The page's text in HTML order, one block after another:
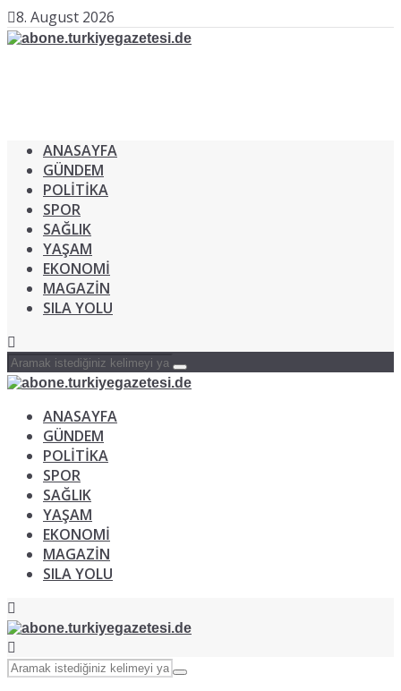
8. August 2026
ANASAYFA
GÜNDEM
POLİTİKA
SPOR
SAĞLIK
YAŞAM
EKONOMİ
MAGAZİN
SILA YOLU
ANASAYFA
GÜNDEM
POLİTİKA
SPOR
SAĞLIK
YAŞAM
EKONOMİ
MAGAZİN
SILA YOLU